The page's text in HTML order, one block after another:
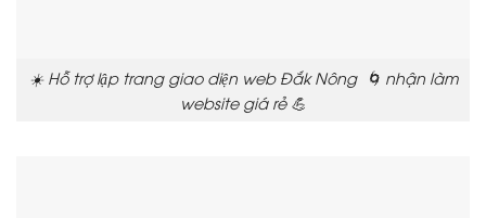
☀️ Hỗ trợ lập trang giao diện web Đắk Nông 🌀 nhận làm
website giá rẻ 💪